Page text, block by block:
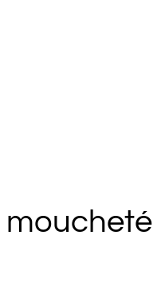
moucheté